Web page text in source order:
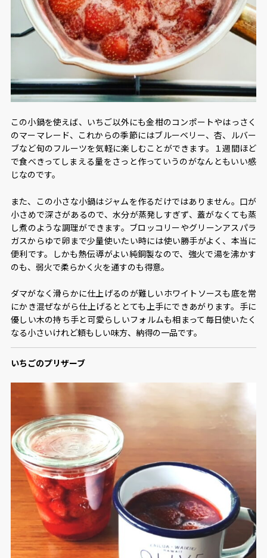
この小鍋を使えば、いちご以外にも金柑のコンポートやはっさく
のマーマレード、これからの季節にはブルーベリー、杏、ルバー
ブなど旬のフルーツを気軽に楽しむことができます。１週間ほど
で食べきってしまえる量をさっと作っていうのがなんともいい感
じなのです。
また、この小さな小鍋はジャムを作るだけではありません。口が
小さめで深さがあるので、水分が蒸発しすぎず、蓋がなくても蒸
し煮のような調理ができます。ブロッコリーやグリーンアスパラ
ガスからゆで卵まで少量使いたい時には使い勝手がよく、本当に
便利です。しかも熱伝導がよい純銅製なので、強火で湯を沸かす
のも、弱火で柔らかく火を通すのも得意。
ダマがなく滑らかに仕上げるのが難しいホワイトソースも底を常
にかき混ぜながら仕上げるととても上手にできあがります。手に
優しい木の持ち手と可愛らしいフォルムも相まって毎日使いたく
なる小さいけれど頼もしい味方、納得の一品です。
いちごのプリザーブ